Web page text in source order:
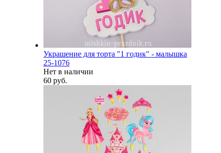
Украшение для торта "1 годик" - малышка
25-1076
Нет в наличии
60 руб.